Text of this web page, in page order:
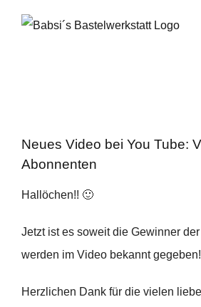
Neues Video bei You Tube:
Abonnenten
Hallöchen!! 🙂
Jetzt ist es soweit die Gewinner
werden im Video bekannt gegeben!
Herzlichen Dank für die vielen